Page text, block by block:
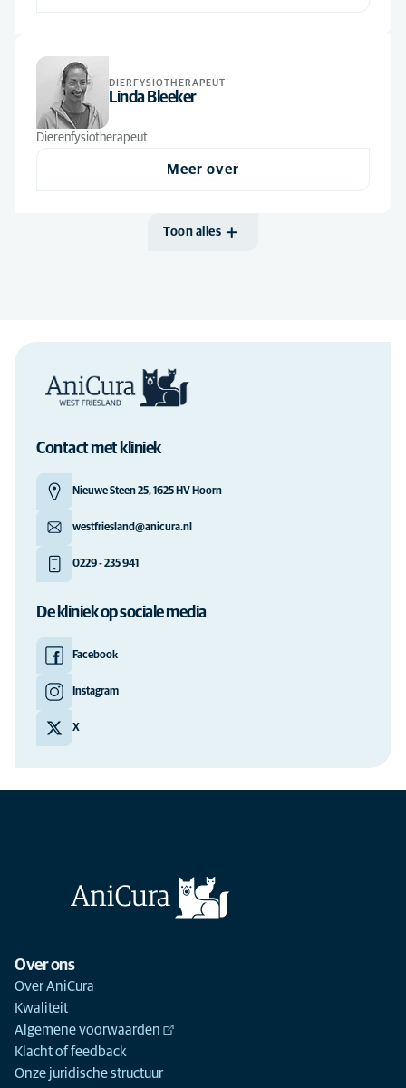
DIERFYSIOTHERAPEUT
Linda Bleeker
Dierenfysiotherapeut
Meer over
Toon alles
Contact met kliniek
Nieuwe Steen 25, 1625 HV Hoorn
westfriesland@anicura.nl
0229 - 235 941
De kliniek op sociale media
Facebook
Instagram
X
Over ons
Over AniCura
Kwaliteit
Algemene voorwaarden
Klacht of feedback
Onze juridische structuur